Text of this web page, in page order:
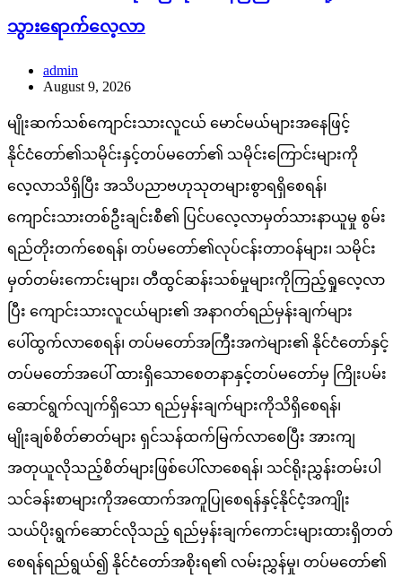
သွားရောက်လေ့လာ
admin
August 9, 2026
မျိုးဆက်သစ်ကျောင်းသားလူငယ် မောင်မယ်များအနေဖြင့်
နိုင်ငံတော်၏သမိုင်းနှင့်တပ်မတော်၏ သမိုင်းကြောင်းများကို
လေ့လာသိရှိပြီး အသိပညာဗဟုသုတများစွာရရှိစေရန်၊
ကျောင်းသားတစ်ဦးချင်းစီ၏ ပြင်ပလေ့လာမှတ်သားနာယူမှု စွမ်း
ရည်တိုးတက်စေရန်၊ တပ်မတော်၏လုပ်ငန်းတာဝန်များ၊ သမိုင်း
မှတ်တမ်းကောင်းများ၊ တီထွင်ဆန်းသစ်မှုများကိုကြည့်ရှုလေ့လာ
ပြီး ကျောင်းသားလူငယ်များ၏ အနာဂတ်ရည်မှန်းချက်များ
ပေါ်ထွက်လာစေရန်၊ တပ်မတော်အကြီးအကဲများ၏ နိုင်ငံတော်နှင့်
တပ်မတော်အပေါ် ထားရှိသောစေတနာနှင့်တပ်မတော်မှ ကြိုးပမ်း
ဆောင်ရွက်လျက်ရှိသော ရည်မှန်းချက်များကိုသိရှိစေရန်၊
မျိုးချစ်စိတ်ဓာတ်များ ရှင်သန်ထက်မြက်လာစေပြီး အားကျ
အတုယူလိုသည့်စိတ်များဖြစ်ပေါ်လာစေရန်၊ သင်ရိုးညွှန်းတမ်းပါ
သင်ခန်းစာများကိုအထောက်အကူပြုစေရန်နှင့်နိုင်ငံ့အကျိုး
သယ်ပိုးရွက်ဆောင်လိုသည့် ရည်မှန်းချက်ကောင်းများထားရှိတတ်
စေရန်ရည်ရွယ်၍ နိုင်ငံတော်အစိုးရ၏ လမ်းညွှန်မှု၊ တပ်မတော်၏